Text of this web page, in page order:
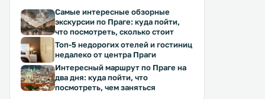
Самые интересные обзорные
экскурсии по Праге: куда пойти,
что посмотреть, сколько стоит
Топ-5 недорогих отелей и гостиниц
недалеко от центра Праги
Интересный маршрут по Праге на
два дня: куда пойти, что
посмотреть, чем заняться